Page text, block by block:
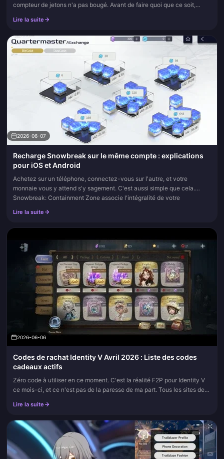
compteur de jetons n'a pas bougé. Avant de faire quoi que ce soit,
Lire la suite
2026-06-07
Recharge Snowbreak sur le même compte : explications
pour iOS et Android
Achetez sur un téléphone, connectez-vous sur l'autre, et votre
monnaie vous y attend s'y sagement. C'est aussi simple que cela.
Snowbreak: Containment Zone associe l'intégralité de votre
Lire la suite
2026-06-06
Codes de rachat Identity V Avril 2026 : Liste des codes
cadeaux actifs
Zéro code à utiliser en ce moment. C'est la réalité F2P pour Identity V
ce mois-ci, et ce n'est pas de la paresse de ma part. Tous les sites de
Lire la suite